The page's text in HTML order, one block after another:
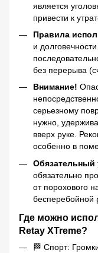
является
привести к
Правила
и
без перерыва
Внимание!
серьезному
нужно,
вверх руке.
особенно в
Обязательный
обязательно
от порохового
бесперебойной
Где можно
Retay XTreme?
🏁 Спорт: